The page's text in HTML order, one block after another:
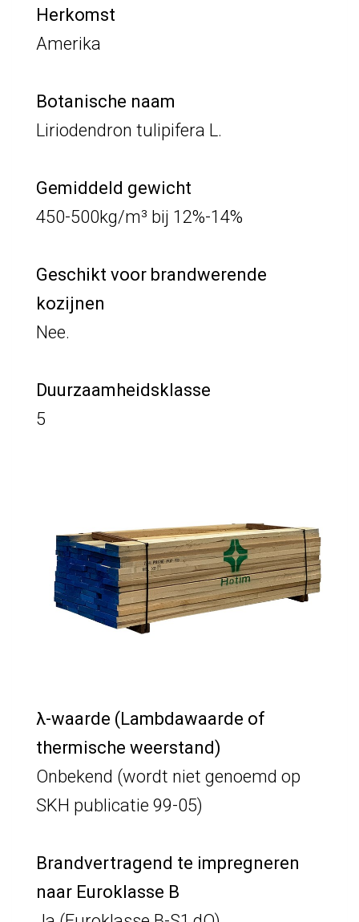
Herkomst
Amerika
Botanische naam
Liriodendron tulipifera L.
Gemiddeld gewicht
450-500kg/m³ bij 12%-14%
Geschikt voor brandwerende
kozijnen
Nee.
Duurzaamheidsklasse
5
λ-waarde (Lambdawaarde of
thermische weerstand)
Onbekend (wordt niet genoemd op
SKH publicatie 99-05)
Brandvertragend te impregneren
naar Euroklasse B